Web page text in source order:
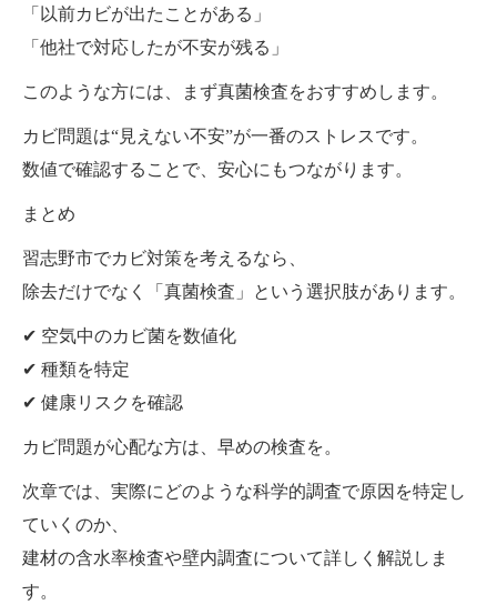
「以前カビが出たことがある」
「他社で対応したが不安が残る」
このような方には、まず真菌検査をおすすめします。
カビ問題は“見えない不安”が一番のストレスです。
数値で確認することで、安心にもつながります。
まとめ
習志野市でカビ対策を考えるなら、
除去だけでなく「真菌検査」という選択肢があります。
✔ 空気中のカビ菌を数値化
✔ 種類を特定
✔ 健康リスクを確認
カビ問題が心配な方は、早めの検査を。
次章では、実際にどのような科学的調査で原因を特定し
ていくのか、
建材の含水率検査や壁内調査について詳しく解説しま
す。